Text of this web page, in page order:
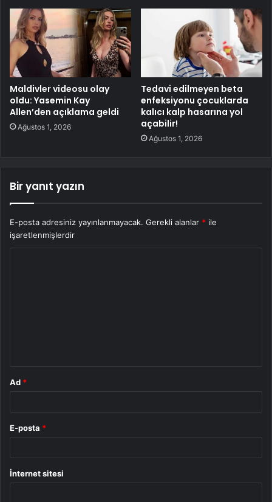
Maldivler videosu olay
oldu: Yasemin Kay
Allen’den açıklama geldi
Ağustos 1, 2026
Tedavi edilmeyen beta
enfeksiyonu çocuklarda
kalıcı kalp hasarına yol
açabilir!
Ağustos 1, 2026
Bir yanıt yazın
E-posta adresiniz yayınlanmayacak. Gerekli alanlar * ile
işaretlenmişlerdir
Ad *
E-posta *
İnternet sitesi